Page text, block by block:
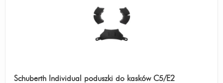
Schuberth Individual poduszki do kasków C5/E2